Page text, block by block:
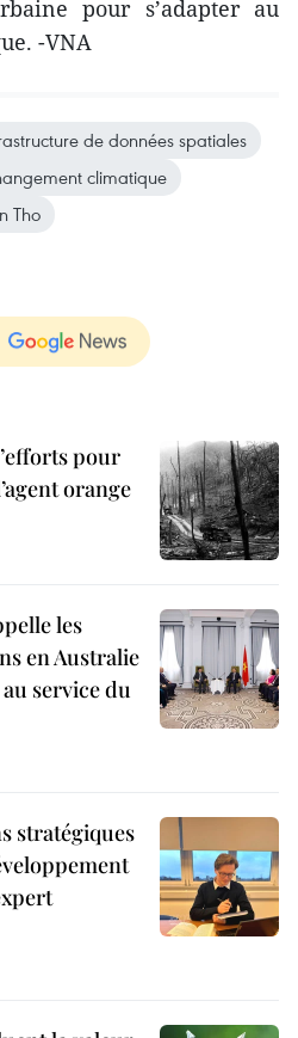
pour s’adapter au
-VNA
de données spatiales
climatique
Tho
pour
orange
les
en Australie
service du
stratégiques